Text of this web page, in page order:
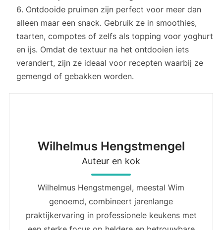
Ontdooide pruimen zijn perfect voor meer dan
alleen maar een snack. Gebruik ze in smoothies,
taarten, compotes of zelfs als topping voor yoghurt
en ijs. Omdat de textuur na het ontdooien iets
verandert, zijn ze ideaal voor recepten waarbij ze
gemengd of gebakken worden.
Wilhelmus Hengstmengel
Auteur en kok
Wilhelmus Hengstmengel, meestal Wim
genoemd, combineert jarenlange
praktijkervaring in professionele keukens met